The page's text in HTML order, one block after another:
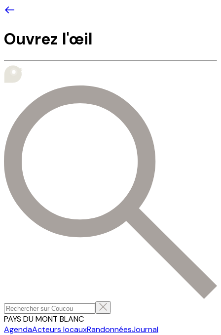
Ouvrez l'œil
PAYS DU MONT BLANC
AgendaActeurs locauxRandonnéesJournal